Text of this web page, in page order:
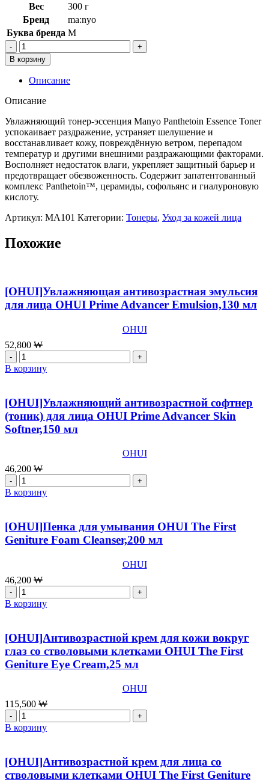
Вес
300 г
Бренд
ma:nyo
Буква бренда M
Количество
товара
Увлажняющий
тонер-
эссенция
для
кожи
Manyo
Panthetoin
Essence
Toner,200мл
В корзину
Описание
Описание
Увлажняющий тонер-эссенция Manyo Panthetoin Essence Toner
успокаивает раздражение, устраняет шелушение и
восстанавливает кожу, повреждённую ветром, перепадом
температур и другими внешними раздражающими факторами.
Восполняет недостаток влаги, укрепляет защитный барьер и
предотвращает обезвоженность. Содержит запатентованный
комплекс Panthetoin™, церамиды, софольянс и гиалуроновую
кислоту.
Артикул: MA101 Категории: Тонеры, Уход за кожей лица
Похожие
[OHUI]Увлажняющая антивозрастная эмульсия
для лица OHUI Prime Advancer Emulsion,130 мл
OHUI
52,800 ₩
Количество
товара
[OHUI]Увлажняющая
эмульсия
для
лица
OHUI
Emulsion,130
мл
В корзину
[OHUI]Увлажняющий антивозрастной софтнер
(тоник) для лица ОHUI Prime Advancer Skin
Softner,150 мл
OHUI
46,200 ₩
Количество
товара
софтнер
(тоник)
для
Prime
Advancer
Skin
Softner,150
В корзину
[OHUI]Пенка для умывания OHUI The First
Geniture Foam Cleanser,200 мл
OHUI
46,200 ₩
Количество
товара
[OHUI]Пенка
умывания
OHUI
The
First
Cleanser,200
мл
В корзину
[OHUI]Антивозрастной крем для кожи вокруг
глаз со стволовыми клетками OHUI The First
Geniture Eye Cream,25 мл
OHUI
115,500 ₩
Количество
товара
[OHUI]Антивозрастной
для
кожи
вокруг
В корзину
[OHUI]Антивозрастной крем для лица со
стволовыми клетками OHUI The First Geniture